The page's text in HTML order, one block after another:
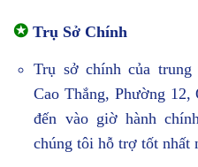
✪ Trụ Sở Chính
Trụ sở chính của
Cao Thắng, Phường 12,
đến vào giờ hành
chúng tôi hỗ trợ tốt nhất